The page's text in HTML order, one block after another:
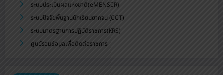
ระบบประเมินผลแห่งชาติ(eMENSCR)
ระบบปัจจัยพื้นฐานนักเรียนยากจน (CCT)
ระบบมาตรฐานการปฏิบัติราชการ(KRS)
ศูนย์รวมข้อมูลเพื่อติดต่อราชการ